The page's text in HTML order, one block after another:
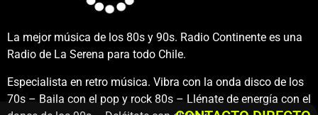
La mejor música de los 80s y 90s. Radio Continente es una
Radio de La Serena para todo Chile.
Especialista en retro música. Vibra con la onda disco de los
70s – Baila con el pop y rock 80s – Llénate de energía con el